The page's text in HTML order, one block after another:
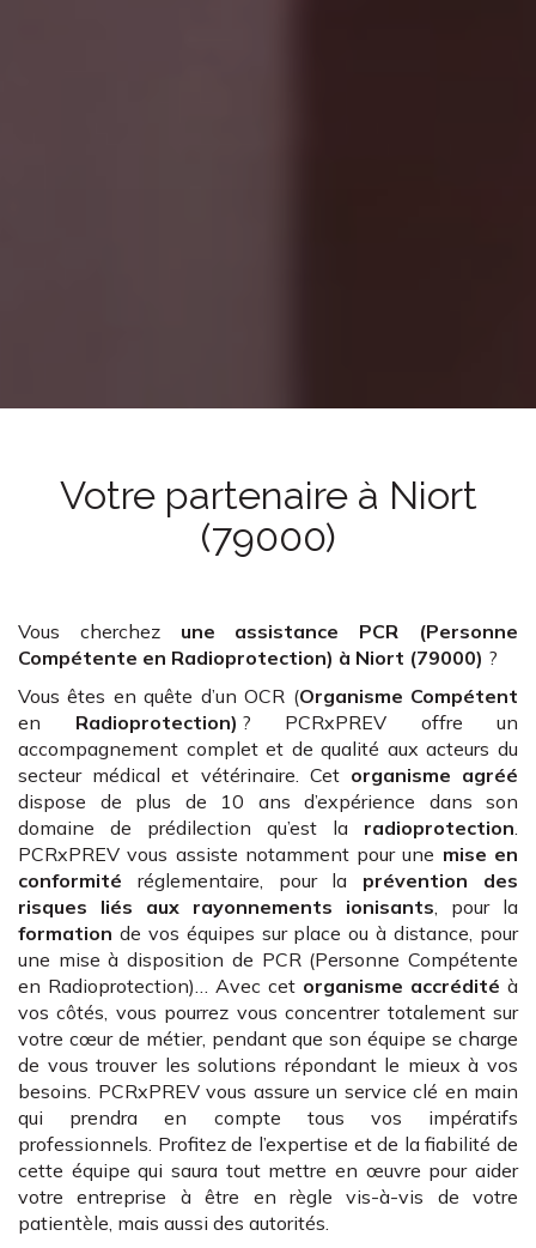
Votre partenaire à Niort
(79000)
Vous cherchez
une assistance PCR (Personne
Compétente en Radioprotection) à Niort (79000) ?
Vous êtes en quête d’un OCR (Organisme Compétent
en Radioprotection) ? PCRxPREV offre un
accompagnement complet et de qualité aux acteurs du
secteur médical et vétérinaire. Cet organisme agréé
dispose de plus de 10 ans d’expérience dans son
domaine de prédilection qu’est la radioprotection.
PCRxPREV vous assiste notamment pour une mise en
conformité réglementaire, pour la prévention des
risques liés aux rayonnements ionisants, pour la
formation de vos équipes sur place ou à distance, pour
une mise à disposition de PCR (Personne Compétente
en Radioprotection)… Avec cet organisme accrédité à
vos côtés, vous pourrez vous concentrer totalement sur
votre cœur de métier, pendant que son équipe se charge
de vous trouver les solutions répondant le mieux à vos
besoins. PCRxPREV vous assure un service clé en main
qui prendra en compte tous vos impératifs
professionnels. Profitez de l’expertise et de la fiabilité de
cette équipe qui saura tout mettre en œuvre pour aider
votre entreprise à être en règle vis-à-vis de votre
patientèle, mais aussi des autorités.